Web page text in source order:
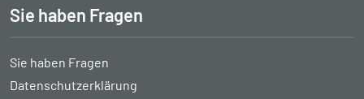
Sie haben Fragen
Sie haben Fragen
Datenschutzerklärung